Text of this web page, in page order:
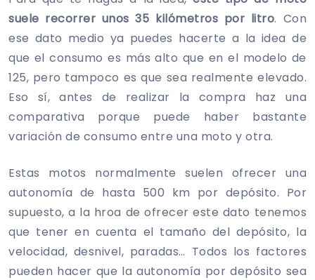
suele recorrer unos 35 kilómetros por litro. Con
ese dato medio ya puedes hacerte a la idea de
que el consumo es más alto que en el modelo de
125, pero tampoco es que sea realmente elevado.
Eso sí, antes de realizar la compra haz una
comparativa porque puede haber bastante
variación de consumo entre una moto y otra.
Estas motos normalmente suelen ofrecer una
autonomía de hasta 500 km por depósito. Por
supuesto, a la hroa de ofrecer este dato tenemos
que tener en cuenta el tamaño del depósito, la
velocidad, desnivel, paradas… Todos los factores
pueden hacer que la autonomía por depósito sea